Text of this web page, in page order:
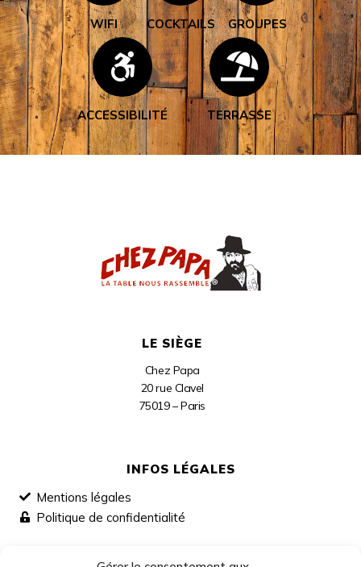
WIFI COCKTAILS GROUPES
ACCESSIBILITÉ TERRASSE
LE SIÈGE
Chez Papa
20 rue Clavel
75019 – Paris
INFOS LÉGALES
Mentions légales
Politique de confidentialité